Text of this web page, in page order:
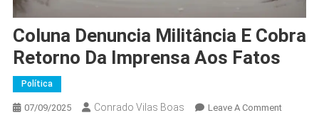
Coluna Denuncia Militância E Cobra
Retorno Da Imprensa Aos Fatos
Política
07/09/2025 Conrado Vilas Boas Leave A CommentOn